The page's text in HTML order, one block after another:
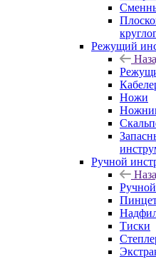
Режущий
Ножи
Ручной
Тиски